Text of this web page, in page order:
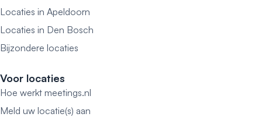
Locaties in Apeldoorn
Locaties in Den Bosch
Bijzondere locaties
Voor locaties
Hoe werkt meetings.nl
Meld uw locatie(s) aan